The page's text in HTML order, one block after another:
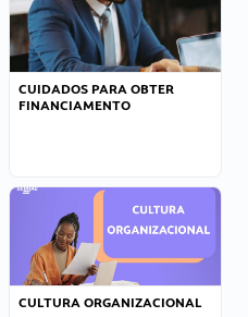
CUIDADOS PARA OBTER
FINANCIAMENTO
CULTURA ORGANIZACIONAL